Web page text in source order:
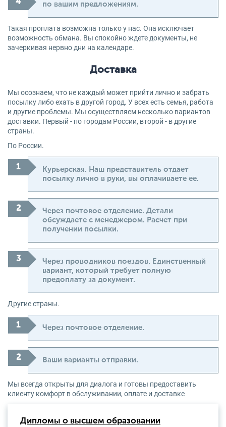
по вашим предложениям.
Такая проплата возможна только у нас. Она исключает
возможность обмана. Вы спокойно ждете документы, не
зачеркивая нервно дни на календаре.
Доставка
Мы осознаем, что не каждый может прийти лично и забрать
посылку либо ехать в другой город. У всех есть семья, работа
и другие проблемы. Мы осуществляем несколько вариантов
доставки. Первый - по городам России, второй - в другие
страны.
По России.
Курьерская. Наш представитель отдает
посылку лично в руки, вы оплачиваете ее.
Через почтовое отделение. Детали
обсуждаете с менеджером. Расчет при
получении посылки.
Через проводников поездов. Единственный
вариант, который требует полную
предоплату за документ.
Другие страны.
Через почтовое отделение.
Ваши варианты отправки.
Мы всегда открыты для диалога и готовы предоставить
клиенту комфорт в обслуживании, оплате и доставке
Дипломы о высшем образовании